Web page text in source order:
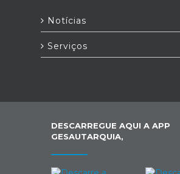
Notícias
Serviços
DESCARREGUE AQUI A APP
GESAUTARQUIA,